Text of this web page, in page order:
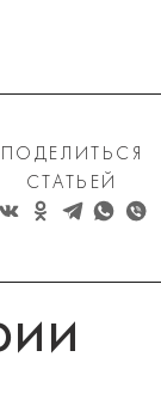
ПОДЕЛИТЬСЯ
СТАТЬЕЙ